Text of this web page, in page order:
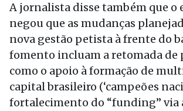
A jornalista disse também que
negou que as mudanças
nova gestão petista à frente do
fomento incluam a retomada de
como o apoio à formação de
capital brasileiro (‘campeões
fortalecimento do “funding” via